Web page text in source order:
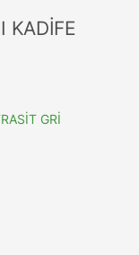
KADİFE
GRİ